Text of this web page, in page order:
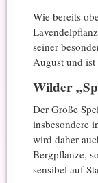
Wie bereits
seiner
August und ist
Wilder
Der Große
insbesondere
wird daher
Bergpflanze,
sensibel auf